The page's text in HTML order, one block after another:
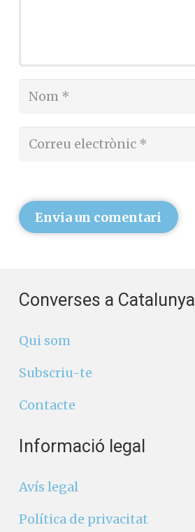
Envia un comentari
Converses a Catalunya
Qui som
Subscriu-te
Contacte
Informació legal
Avís legal
Política de privacitat